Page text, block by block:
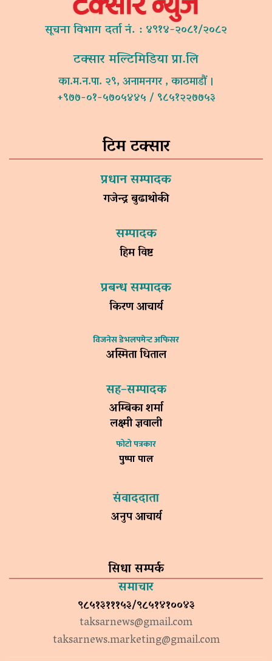
सूचना विभाग दर्ता नं. : ४९१४-२०८१/२०८२
टक्सार मल्टिमिडिया प्रा.लि
का.म.न.पा. २९, अनामनगर , काठमाडौं ।
+९७७-०१-५७०५४४५ / ९८५१२२७७५३
टिम टक्सार
प्रधान सम्पादक
गजेन्द्र बुढाथोकी
सम्पादक
हिम विष्ट
प्रबन्ध सम्पादक
किरण आचार्य
विजनेस डेभलपमेन्ट अफिसर
अस्मिता धिताल
सह–सम्पादक
अम्बिका शर्मा
लक्ष्मी ज्ञवाली
फोटो पत्रकार
पुष्पा पाल
संवाददाता
अनुप आचार्य
सिधा सम्पर्क
समाचार
९८५१३१११५३/९८५१४१००४३
taksarnews@gmail.com
taksarnews.marketing@gmail.com